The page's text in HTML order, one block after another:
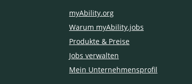
myAbility.org
Warum myAbility.jobs
Produkte & Preise
Jobs verwalten
Mein Unternehmensprofil